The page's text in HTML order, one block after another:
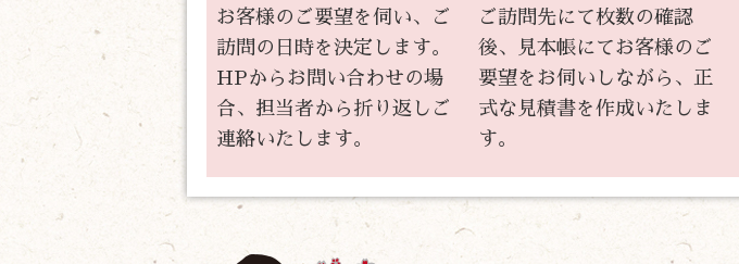
お客様のご要望を伺い、ご
訪問の日時を決定します。
HPからお問い合わせの場
合、担当者から折り返しご
連絡いたします。
ご訪問先にて枚数の確認
後、見本帳にてお客様のご
要望をお伺いしながら、正
式な見積書を作成いたしま
す。